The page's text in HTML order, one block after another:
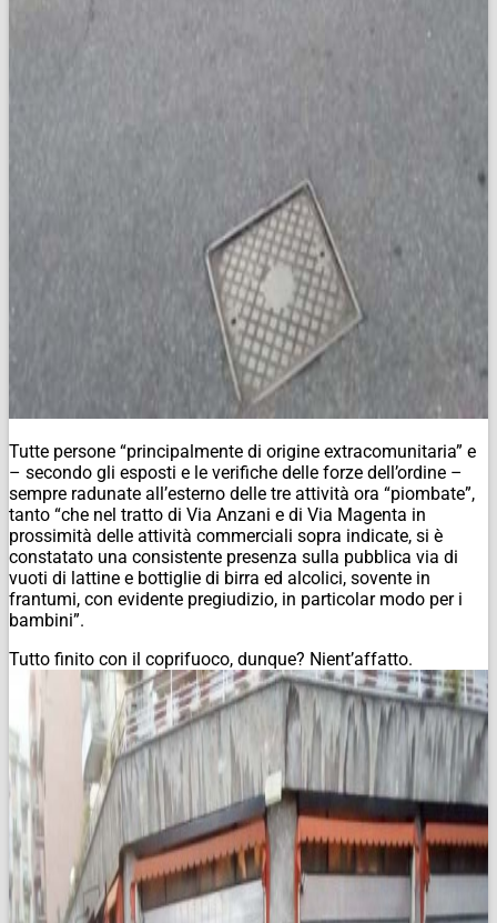
Tutte persone “principalmente di origine extracomunitaria” e
– secondo gli esposti e le verifiche delle forze dell’ordine –
sempre radunate all’esterno delle tre attività ora “piombate”,
tanto “che nel tratto di Via Anzani e di Via Magenta in
prossimità delle attività commerciali sopra indicate, si è
constatato una consistente presenza sulla pubblica via di
vuoti di lattine e bottiglie di birra ed alcolici, sovente in
frantumi, con evidente pregiudizio, in particolar modo per i
bambini”.
Tutto finito con il coprifuoco, dunque? Nient’affatto.